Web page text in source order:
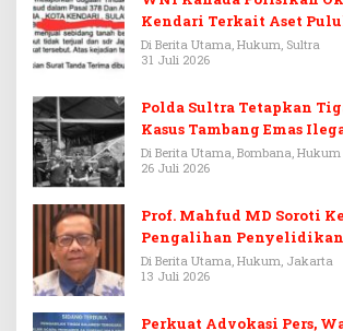
Kendari Terkait Aset
Di Berita Utama, Hukum, Sultra
31 Juli 2026
Polda Sultra Tetapkan
Kasus Tambang Emas
Di Berita Utama, Bombana, Hukum
26 Juli 2026
Prof. Mahfud MD Soroti
Pengalihan
Febrie Adriansyah
Di Berita Utama, Hukum, Jakarta
13 Juli 2026
Perkuat Advokasi Pers,